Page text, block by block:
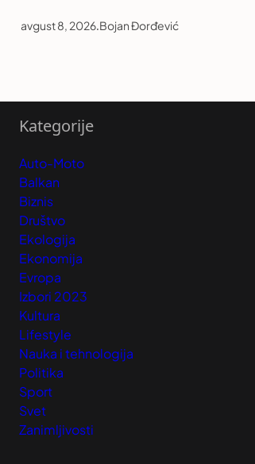
avgust 8, 2026.Bojan Đorđević
Kategorije
Auto-Moto
Balkan
Biznis
Društvo
Ekologija
Ekonomija
Evropa
Izbori 2023
Kultura
Lifestyle
Nauka i tehnologija
Politika
Sport
Svet
Zanimljivosti